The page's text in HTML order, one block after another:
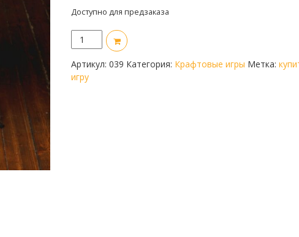
Доступно для предзаказа
Количество
товара
Голландский
волчок
Артикул:039 Категория: Крафтовые игры Метка:
игру